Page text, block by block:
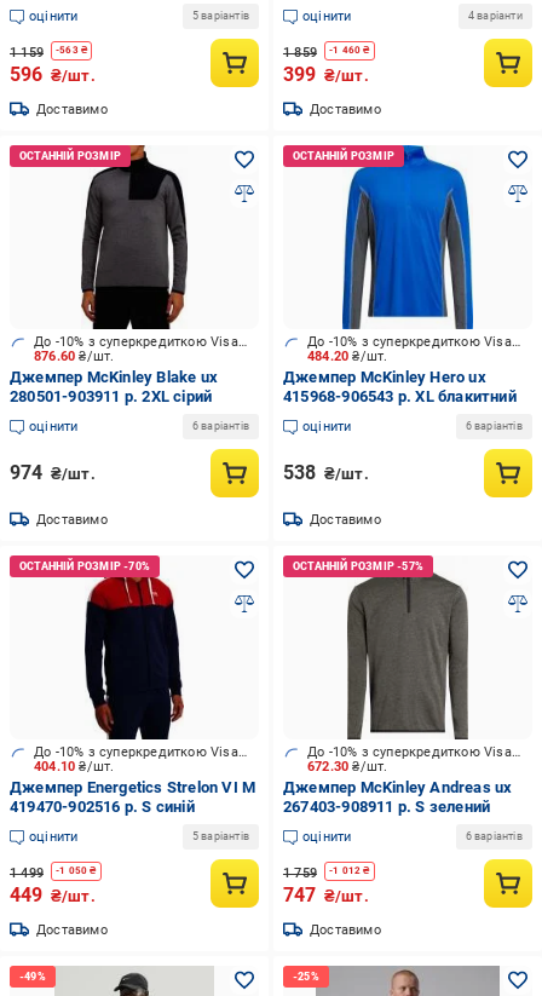
оцінити 5 варіантів
1 159 -563₴
596 ₴/шт.
Доставимо
оцінити 4 варіанти
1 859 -1 460 ₴
399 ₴/шт.
Доставимо
876.60₴/шт.
До -10% з суперкредиткою Visa Вигода
Джемпер McKinley Blake ux
280501-903911 р. 2XL сірий
оцінити 6 варіантів
974 ₴/шт.
Доставимо
484.20₴/шт.
До -10% з суперкредиткою Visa Вигода
Джемпер McKinley Hero ux
415968-906543 р. XL блакитний
оцінити 6 варіантів
538 ₴/шт.
Доставимо
404.10₴/шт.
До -10% з суперкредиткою Visa Вигода
Джемпер Energetics Strelon VI M
419470-902516 р. S синій
оцінити 5 варіантів
1 499 -1 050 ₴
449 ₴/шт.
Доставимо
672.30₴/шт.
До -10% з суперкредиткою Visa Вигода
Джемпер McKinley Andreas ux
267403-908911 р. S зелений
оцінити 6 варіантів
1 759 -1 012 ₴
747 ₴/шт.
Доставимо